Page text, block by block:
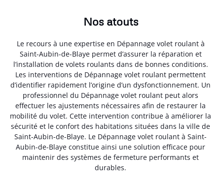
Nos atouts
Le recours à une expertise en Dépannage volet roulant à
Saint-Aubin-de-Blaye permet d’assurer la réparation et
l’installation de volets roulants dans de bonnes conditions.
Les interventions de Dépannage volet roulant permettent
d’identifier rapidement l’origine d’un dysfonctionnement. Un
professionnel du Dépannage volet roulant peut alors
effectuer les ajustements nécessaires afin de restaurer la
mobilité du volet. Cette intervention contribue à améliorer la
sécurité et le confort des habitations situées dans la ville de
Saint-Aubin-de-Blaye. Le Dépannage volet roulant à Saint-
Aubin-de-Blaye constitue ainsi une solution efficace pour
maintenir des systèmes de fermeture performants et
durables.